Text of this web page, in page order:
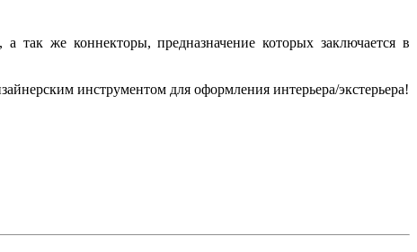
так же коннекторы, предназначение которых заключается в
инструментом для оформления интерьера/экстерьера!